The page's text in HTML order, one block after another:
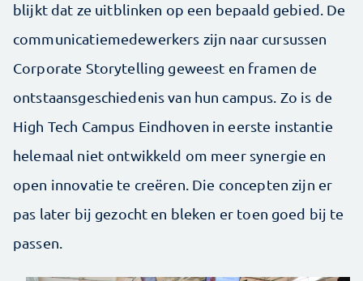
blijkt dat ze uitblinken op een bepaald gebied. De
communicatiemedewerkers zijn naar cursussen
Corporate Storytelling geweest en framen de
ontstaansgeschiedenis van hun campus. Zo is de
High Tech Campus Eindhoven in eerste instantie
helemaal niet ontwikkeld om meer synergie en
open innovatie te creëren. Die concepten zijn er
pas later bij gezocht en bleken er toen goed bij te
passen.